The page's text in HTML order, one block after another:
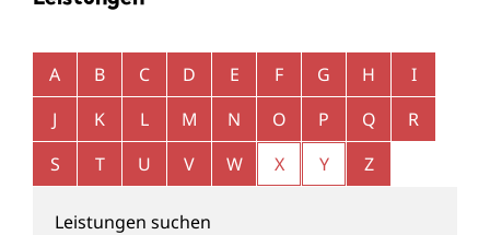
Alphabetisches Register überspringen
A B C D E F G H
I
J
K L M N O P Q
R
S
T U V W X Y Z
Leistungen suchen